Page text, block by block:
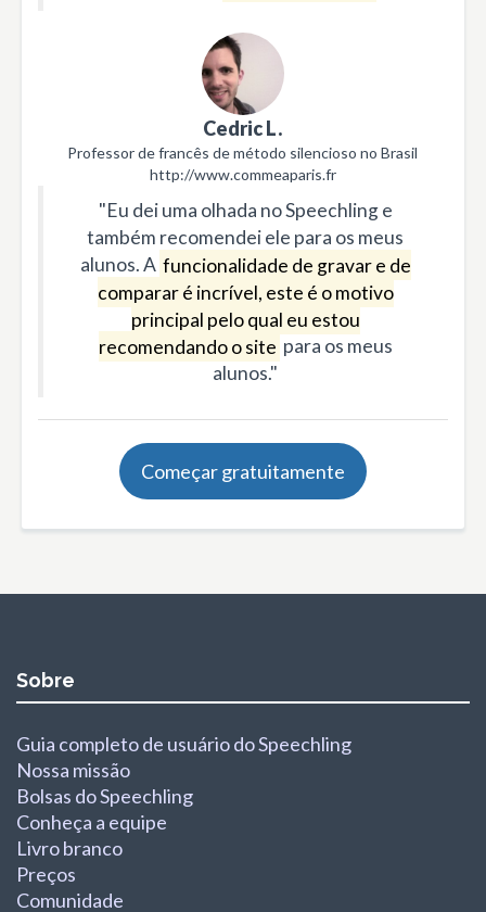
Cedric L.
Professor de francês de método silencioso no Brasil
http://www.commeaparis.fr
"Eu dei uma olhada no Speechling e
também recomendei ele para os meus
alunos. A funcionalidade de gravar e de
comparar é incrível, este é o motivo
principal pelo qual eu estou
recomendando o site para os meus
alunos."
Começar gratuitamente
Sobre
Guia completo de usuário do Speechling
Nossa missão
Bolsas do Speechling
Conheça a equipe
Livro branco
Preços
Comunidade